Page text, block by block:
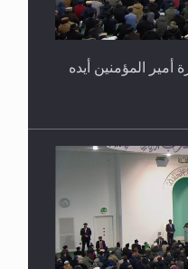
أمير المؤمنين أيده